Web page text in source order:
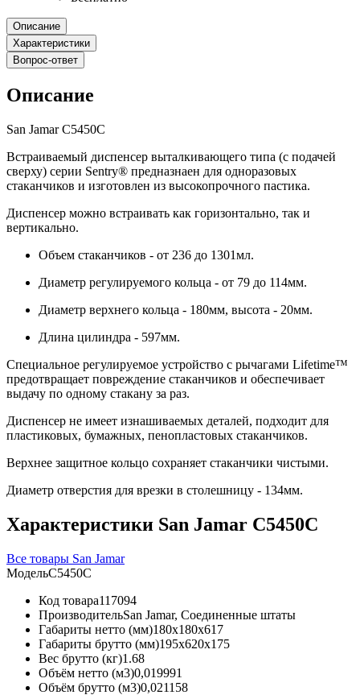
Описание
Характеристики
Вопрос-ответ
Описание
San Jamar C5450C
Встраиваемый диспенсер выталкивающего типа (с подачей
сверху) серии Sentry® предназнаен для одноразовых
стаканчиков и изготовлен из высокопрочного пастика.
Диспенсер можно встраивать как горизонтально, так и
вертикально.
Объем стаканчиков - от 236 до 1301мл.
Диаметр регулируемого кольца - от 79 до 114мм.
Диаметр верхнего кольца - 180мм, высота - 20мм.
Длина цилиндра - 597мм.
Специальное регулируемое устройство с рычагами Lifetime™
предотвращает повреждение стаканчиков и обеспечивает
выдачу по одному стакану за раз.
Диспенсер не имеет изнашиваемых деталей, подходит для
пластиковых, бумажных, пенопластовых стаканчиков.
Верхнее защитное кольцо сохраняет стаканчики чистыми.
Диаметр отверстия для врезки в столешницу - 134мм.
Характеристики San Jamar C5450C
Все товары San Jamar
МодельC5450C
Код товара117094
ПроизводительSan Jamar, Соединенные штаты
Габариты нетто (мм)180x180x617
Габариты брутто (мм)195x620x175
Вес брутто (кг)1.68
Объём нетто (м3)0,019991
Объём брутто (м3)0,021158